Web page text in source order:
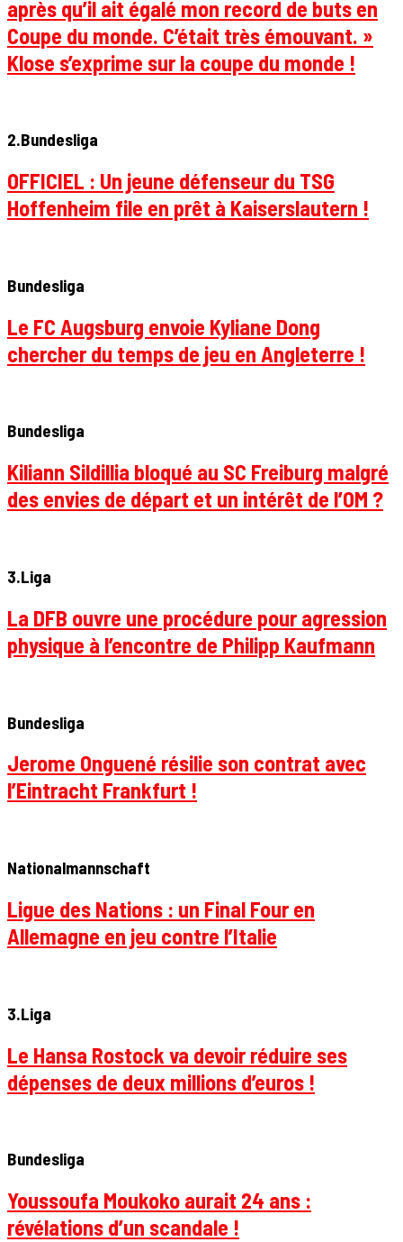
après qu’il ait égalé mon record de buts en
Coupe du monde. C’était très émouvant. »
Klose s’exprime sur la coupe du monde !
2.Bundesliga
OFFICIEL : Un jeune défenseur du TSG
Hoffenheim file en prêt à Kaiserslautern !
Bundesliga
Le FC Augsburg envoie Kyliane Dong
chercher du temps de jeu en Angleterre !
Bundesliga
Kiliann Sildillia bloqué au SC Freiburg malgré
des envies de départ et un intérêt de l’OM ?
3.Liga
La DFB ouvre une procédure pour agression
physique à l’encontre de Philipp Kaufmann
Bundesliga
Jerome Onguené résilie son contrat avec
l’Eintracht Frankfurt !
Nationalmannschaft
Ligue des Nations : un Final Four en
Allemagne en jeu contre l’Italie
3.Liga
Le Hansa Rostock va devoir réduire ses
dépenses de deux millions d’euros !
Bundesliga
Youssoufa Moukoko aurait 24 ans :
révélations d’un scandale !